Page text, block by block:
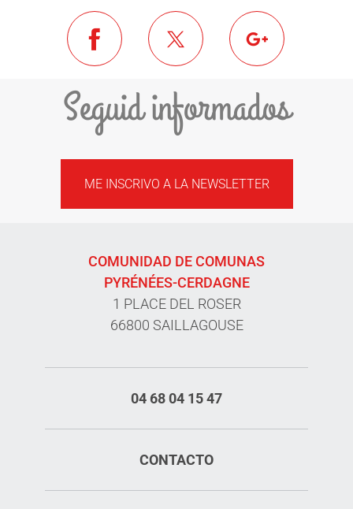
Seguid informados
ME INSCRIVO A LA NEWSLETTER
COMUNIDAD DE COMUNAS
PYRÉNÉES-CERDAGNE
1 PLACE DEL ROSER
66800 SAILLAGOUSE
04 68 04 15 47
CONTACTO